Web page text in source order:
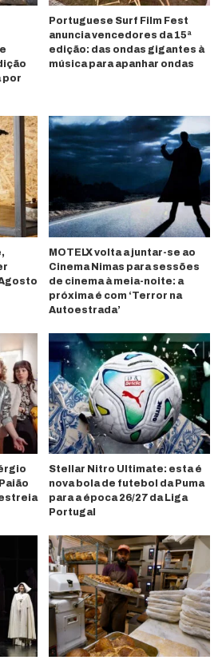
por
Portuguese Surf Film Fest
anuncia vencedores da 15ª
edição: das ondas gigantes à
música para apanhar ondas
MOTELX volta a juntar-se ao
Cinema Nimas para sessões
de cinema à meia-noite: a
próxima é com ‘Terror na
Autoestrada’
Stellar Nitro Ultimate: esta é
nova bola de futebol da Puma
para a época 26/27 da Liga
Portugal